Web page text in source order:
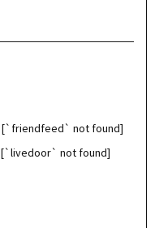
[`friendfeed` not found]
[`livedoor` not found]